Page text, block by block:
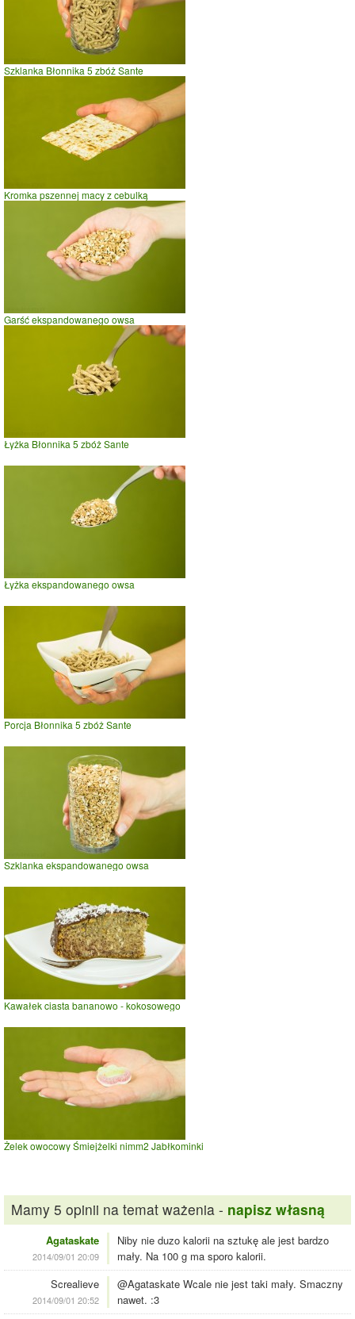
Szklanka Błonnika 5 zbóż Sante
Kromka pszennej macy z cebulką
Garść ekspandowanego owsa
Łyżka Błonnika 5 zbóż Sante
Łyżka ekspandowanego owsa
Porcja Błonnika 5 zbóż Sante
Szklanka ekspandowanego owsa
Kawałek ciasta bananowo - kokosowego
Żelek owocowy Śmiejżelki nimm2 Jabłkominki
Mamy 5 opinii na temat ważenia - napisz własną
Agataskate
2014/09/01 20:09
Niby nie duzo kalorii na sztukę ale jest bardzo
mały. Na 100 g ma sporo kalorii.
Screalieve
2014/09/01 20:52
@Agataskate Wcale nie jest taki mały. Smaczny
nawet. :3